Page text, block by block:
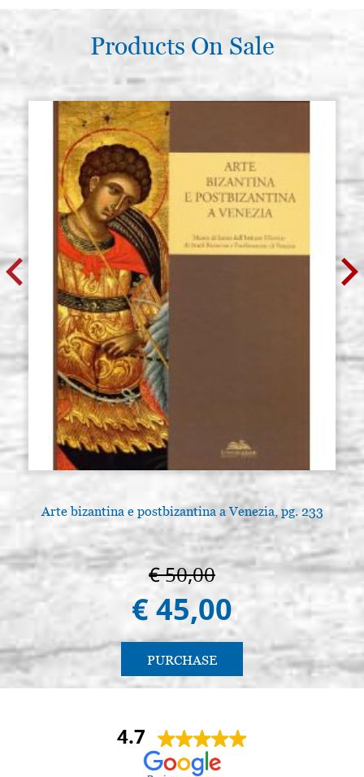
Products On Sale
Arte bizantina e postbizantina a Venezia, pg. 233
€ 50,00
€ 45,00
PURCHASE
4.7